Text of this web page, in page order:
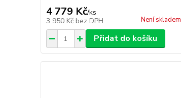
4 779 Kč/ks
3 950 Kč bez DPH Není skladem
Přidat do košíku